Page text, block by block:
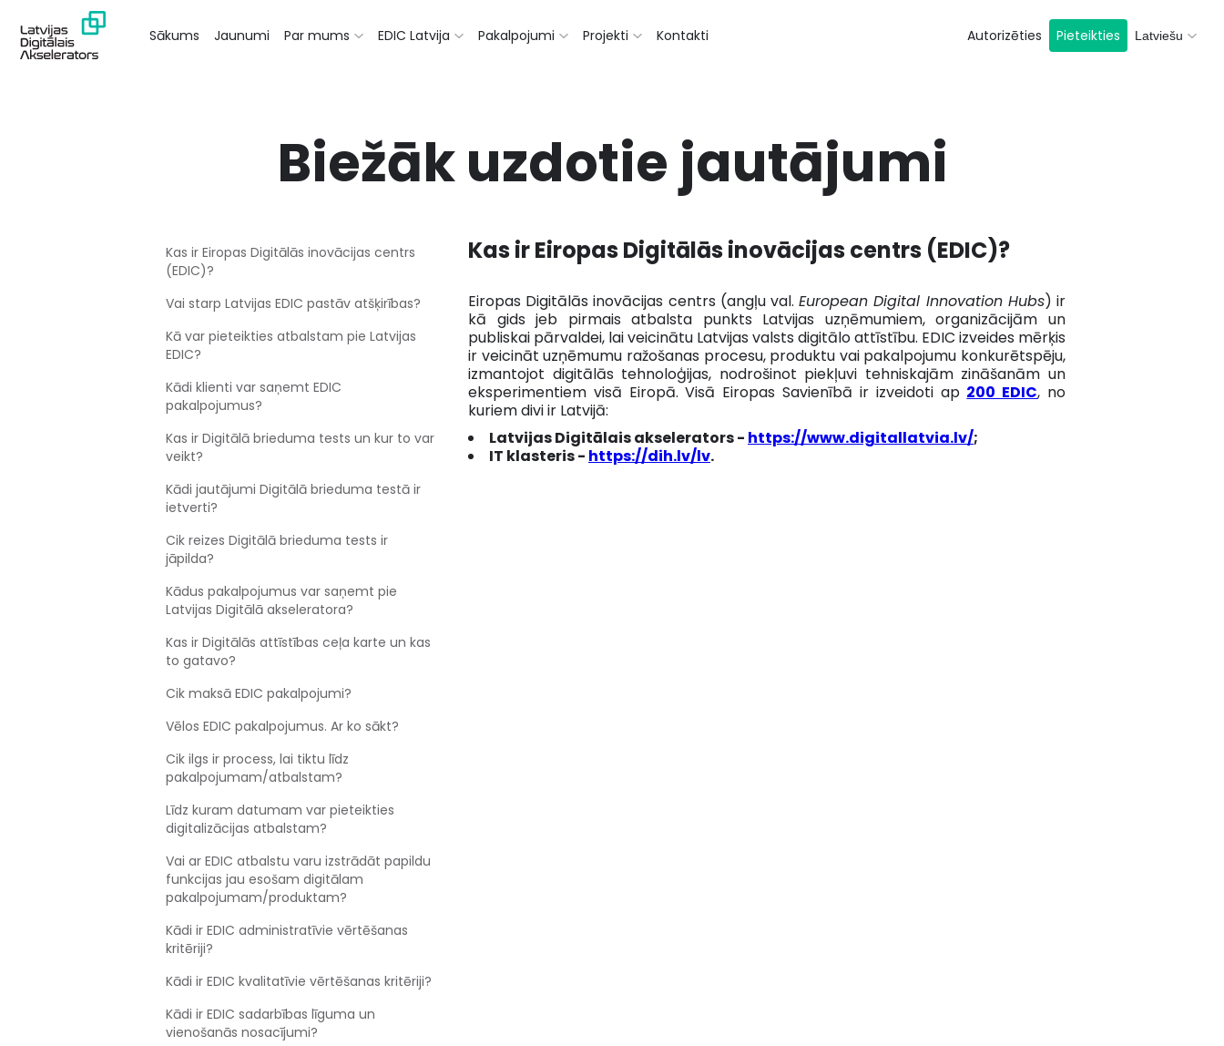
Sākums Jaunumi Par mums EDIC Latvija Pakalpojumi Projekti Kontakti Autorizēties Pieteikties Latviešu
Biežāk uzdotie jautājumi
Kas ir Eiropas Digitālās inovācijas centrs
(EDIC)?
Vai starp Latvijas EDIC pastāv atšķirības?
Kā var pieteikties atbalstam pie Latvijas
EDIC?
Kādi klienti var saņemt EDIC
pakalpojumus?
Kas ir Digitālā brieduma tests un kur to var
veikt?
Kādi jautājumi Digitālā brieduma testā ir
ietverti?
Cik reizes Digitālā brieduma tests ir
jāpilda?
Kādus pakalpojumus var saņemt pie
Latvijas Digitālā akseleratora?
Kas ir Digitālās attīstības ceļa karte un kas
to gatavo?
Cik maksā EDIC pakalpojumi?
Vēlos EDIC pakalpojumus. Ar ko sākt?
Cik ilgs ir process, lai tiktu līdz
pakalpojumam/atbalstam?
Līdz kuram datumam var pieteikties
digitalizācijas atbalstam?
Vai ar EDIC atbalstu varu izstrādāt papildu
funkcijas jau esošam digitālam
pakalpojumam/produktam?
Kādi ir EDIC administratīvie vērtēšanas
kritēriji?
Kādi ir EDIC kvalitatīvie vērtēšanas kritēriji?
Kādi ir EDIC sadarbības līguma un
vienošanās nosacījumi?
Kas ir Eiropas Digitālās inovācijas centrs (EDIC)?
Eiropas Digitālās inovācijas centrs (angļu val.European Digital Innovation Hubs) ir
kā gids jeb pirmais atbalsta punkts Latvijas uzņēmumiem, organizācijām un
publiskai pārvaldei, lai veicinātu Latvijas valsts digitālo attīstību. EDIC izveides mērķis
ir veicināt uzņēmumu ražošanas procesu, produktu vai pakalpojumu konkurētspēju,
izmantojot digitālās tehnoloģijas, nodrošinot piekļuvi tehniskajām zināšanām un
eksperimentiem visā Eiropā. Visā Eiropas Savienībā ir izveidoti ap 200 EDIC, no
kuriem divi ir Latvijā:
Latvijas Digitālais akselerators - https://www.digitallatvia.lv/;
IT klasteris - https://dih.lv/lv.